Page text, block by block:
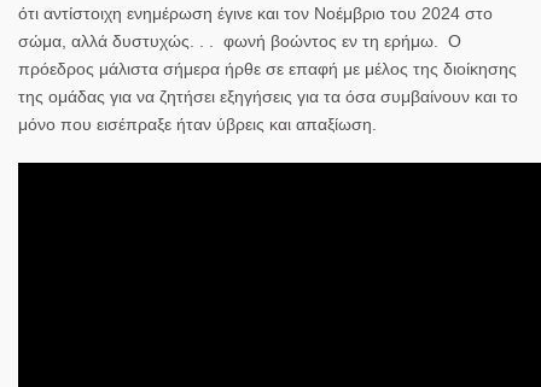
ότι αντίστοιχη ενημέρωση έγινε και τον Νοέμβριο του 2024 στο
σώμα, αλλά δυστυχώς. . . φωνή βοώντος εν τη ερήμω. Ο
πρόεδρος μάλιστα σήμερα ήρθε σε επαφή με μέλος της διοίκησης
της ομάδας για να ζητήσει εξηγήσεις για τα όσα συμβαίνουν και το
μόνο που εισέπραξε ήταν ύβρεις και απαξίωση.